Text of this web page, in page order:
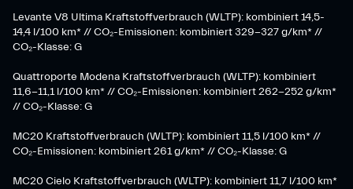
​Levante V8 Ultima Kraftstoffverbrauch (WLTP): kombiniert 14,5-
14,4 l/100 km* // CO₂-Emissionen: kombiniert 329-327 g/km* //
CO₂-Klasse: G
Quattroporte Modena Kraftstoffverbrauch (WLTP): kombiniert
11,6-11,1 l/100 km* // CO₂-Emissionen: kombiniert 262-252 g/km*
// CO₂-Klasse: G
MC20 Kraftstoffverbrauch (WLTP): kombiniert 11,5 l/100 km* //
CO₂-Emissionen: kombiniert 261 g/km* // CO₂-Klasse: G
MC20 Cielo Kraftstoffverbrauch (WLTP): kombiniert 11,7 l/100 km*